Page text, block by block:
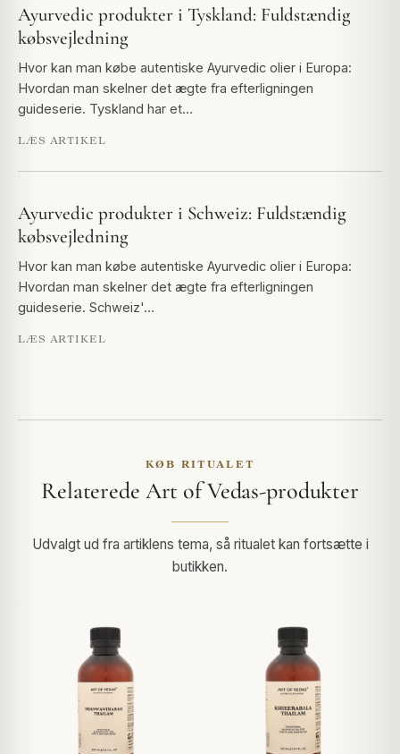
Ayurvedic produkter i Tyskland: Fuldstændig
købsvejledning
Hvor kan man købe autentiske Ayurvedic olier i Europa:
Hvordan man skelner det ægte fra efterligningen
guideserie. Tyskland har et…
LÆS ARTIKEL
Ayurvedic produkter i Schweiz: Fuldstændig
købsvejledning
Hvor kan man købe autentiske Ayurvedic olier i Europa:
Hvordan man skelner det ægte fra efterligningen
guideserie. Schweiz'…
LÆS ARTIKEL
KØB RITUALET
Relaterede Art of Vedas-produkter
Udvalgt ud fra artiklens tema, så ritualet kan fortsætte i
butikken.